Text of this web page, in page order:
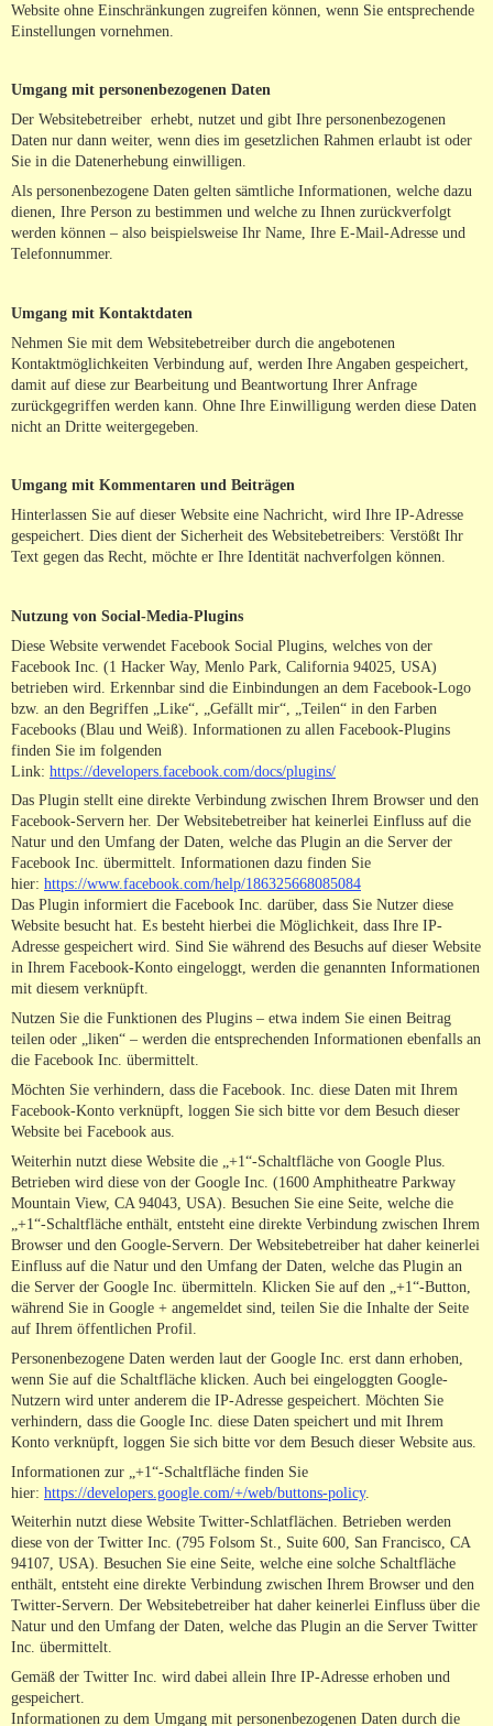
Website ohne Einschränkungen zugreifen können, wenn Sie entsprechende
Einstellungen vornehmen.
Umgang mit personenbezogenen Daten
Der Websitebetreiber erhebt, nutzet und gibt Ihre personenbezogenen
Daten nur dann weiter, wenn dies im gesetzlichen Rahmen erlaubt ist oder
Sie in die Datenerhebung einwilligen.
Als personenbezogene Daten gelten sämtliche Informationen, welche dazu
dienen, Ihre Person zu bestimmen und welche zu Ihnen zurückverfolgt
werden können – also beispielsweise Ihr Name, Ihre E-Mail-Adresse und
Telefonnummer.
Umgang mit Kontaktdaten
Nehmen Sie mit dem Websitebetreiber durch die angebotenen
Kontaktmöglichkeiten Verbindung auf, werden Ihre Angaben gespeichert,
damit auf diese zur Bearbeitung und Beantwortung Ihrer Anfrage
zurückgegriffen werden kann. Ohne Ihre Einwilligung werden diese Daten
nicht an Dritte weitergegeben.
Umgang mit Kommentaren und Beiträgen
Hinterlassen Sie auf dieser Website eine Nachricht, wird Ihre IP-Adresse
gespeichert. Dies dient der Sicherheit des Websitebetreibers: Verstößt Ihr
Text gegen das Recht, möchte er Ihre Identität nachverfolgen können.
Nutzung von Social-Media-Plugins
Diese Website verwendet Facebook Social Plugins, welches von der
Facebook Inc. (1 Hacker Way, Menlo Park, California 94025, USA)
betrieben wird. Erkennbar sind die Einbindungen an dem Facebook-Logo
bzw. an den Begriffen „Like“, „Gefällt mir“, „Teilen“ in den Farben
Facebooks (Blau und Weiß). Informationen zu allen Facebook-Plugins
finden Sie im folgenden
Link: https://developers.facebook.com/docs/plugins/
Das Plugin stellt eine direkte Verbindung zwischen Ihrem Browser und den
Facebook-Servern her. Der Websitebetreiber hat keinerlei Einfluss auf die
Natur und den Umfang der Daten, welche das Plugin an die Server der
Facebook Inc. übermittelt. Informationen dazu finden Sie
hier: https://www.facebook.com/help/186325668085084
Das Plugin informiert die Facebook Inc. darüber, dass Sie Nutzer diese
Website besucht hat. Es besteht hierbei die Möglichkeit, dass Ihre IP-
Adresse gespeichert wird. Sind Sie während des Besuchs auf dieser Website
in Ihrem Facebook-Konto eingeloggt, werden die genannten Informationen
mit diesem verknüpft.
Nutzen Sie die Funktionen des Plugins – etwa indem Sie einen Beitrag
teilen oder „liken“ – werden die entsprechenden Informationen ebenfalls an
die Facebook Inc. übermittelt.
Möchten Sie verhindern, dass die Facebook. Inc. diese Daten mit Ihrem
Facebook-Konto verknüpft, loggen Sie sich bitte vor dem Besuch dieser
Website bei Facebook aus.
Weiterhin nutzt diese Website die „+1“-Schaltfläche von Google Plus.
Betrieben wird diese von der Google Inc. (1600 Amphitheatre Parkway
Mountain View, CA 94043, USA). Besuchen Sie eine Seite, welche die
„+1“-Schaltfläche enthält, entsteht eine direkte Verbindung zwischen Ihrem
Browser und den Google-Servern. Der Websitebetreiber hat daher keinerlei
Einfluss auf die Natur und den Umfang der Daten, welche das Plugin an
die Server der Google Inc. übermitteln. Klicken Sie auf den „+1“-Button,
während Sie in Google + angemeldet sind, teilen Sie die Inhalte der Seite
auf Ihrem öffentlichen Profil.
Personenbezogene Daten werden laut der Google Inc. erst dann erhoben,
wenn Sie auf die Schaltfläche klicken. Auch bei eingeloggten Google-
Nutzern wird unter anderem die IP-Adresse gespeichert. Möchten Sie
verhindern, dass die Google Inc. diese Daten speichert und mit Ihrem
Konto verknüpft, loggen Sie sich bitte vor dem Besuch dieser Website aus.
Informationen zur „+1“-Schaltfläche finden Sie
hier: https://developers.google.com/+/web/buttons-policy.
Weiterhin nutzt diese Website Twitter-Schlatflächen. Betrieben werden
diese von der Twitter Inc. (795 Folsom St., Suite 600, San Francisco, CA
94107, USA). Besuchen Sie eine Seite, welche eine solche Schaltfläche
enthält, entsteht eine direkte Verbindung zwischen Ihrem Browser und den
Twitter-Servern. Der Websitebetreiber hat daher keinerlei Einfluss über die
Natur und den Umfang der Daten, welche das Plugin an die Server Twitter
Inc. übermittelt.
Gemäß der Twitter Inc. wird dabei allein Ihre IP-Adresse erhoben und
gespeichert.
Informationen zu dem Umgang mit personenbezogenen Daten durch die